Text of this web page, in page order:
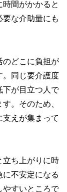
間がかかると
な介助量にも
のどこに負担が
。同じ要介護度
下が目立つ人で
。そのため、
えが集まって
立ち上がりに時
不安定になる
やすいところで